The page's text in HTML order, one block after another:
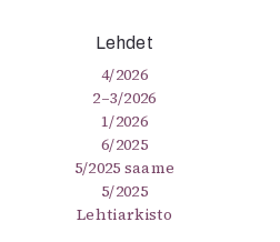
Lehdet
4/2026
2–3/2026
1/2026
6/2025
5/2025 saame
5/2025
Lehtiarkisto